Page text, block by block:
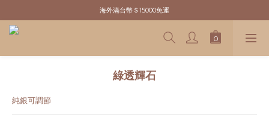
新粉請先於官網註冊．領取＄100元購物金
海外滿台幣＄15000免運
新粉請先於官網註冊．領取＄100元購物金
綠透輝石
純銀可調節